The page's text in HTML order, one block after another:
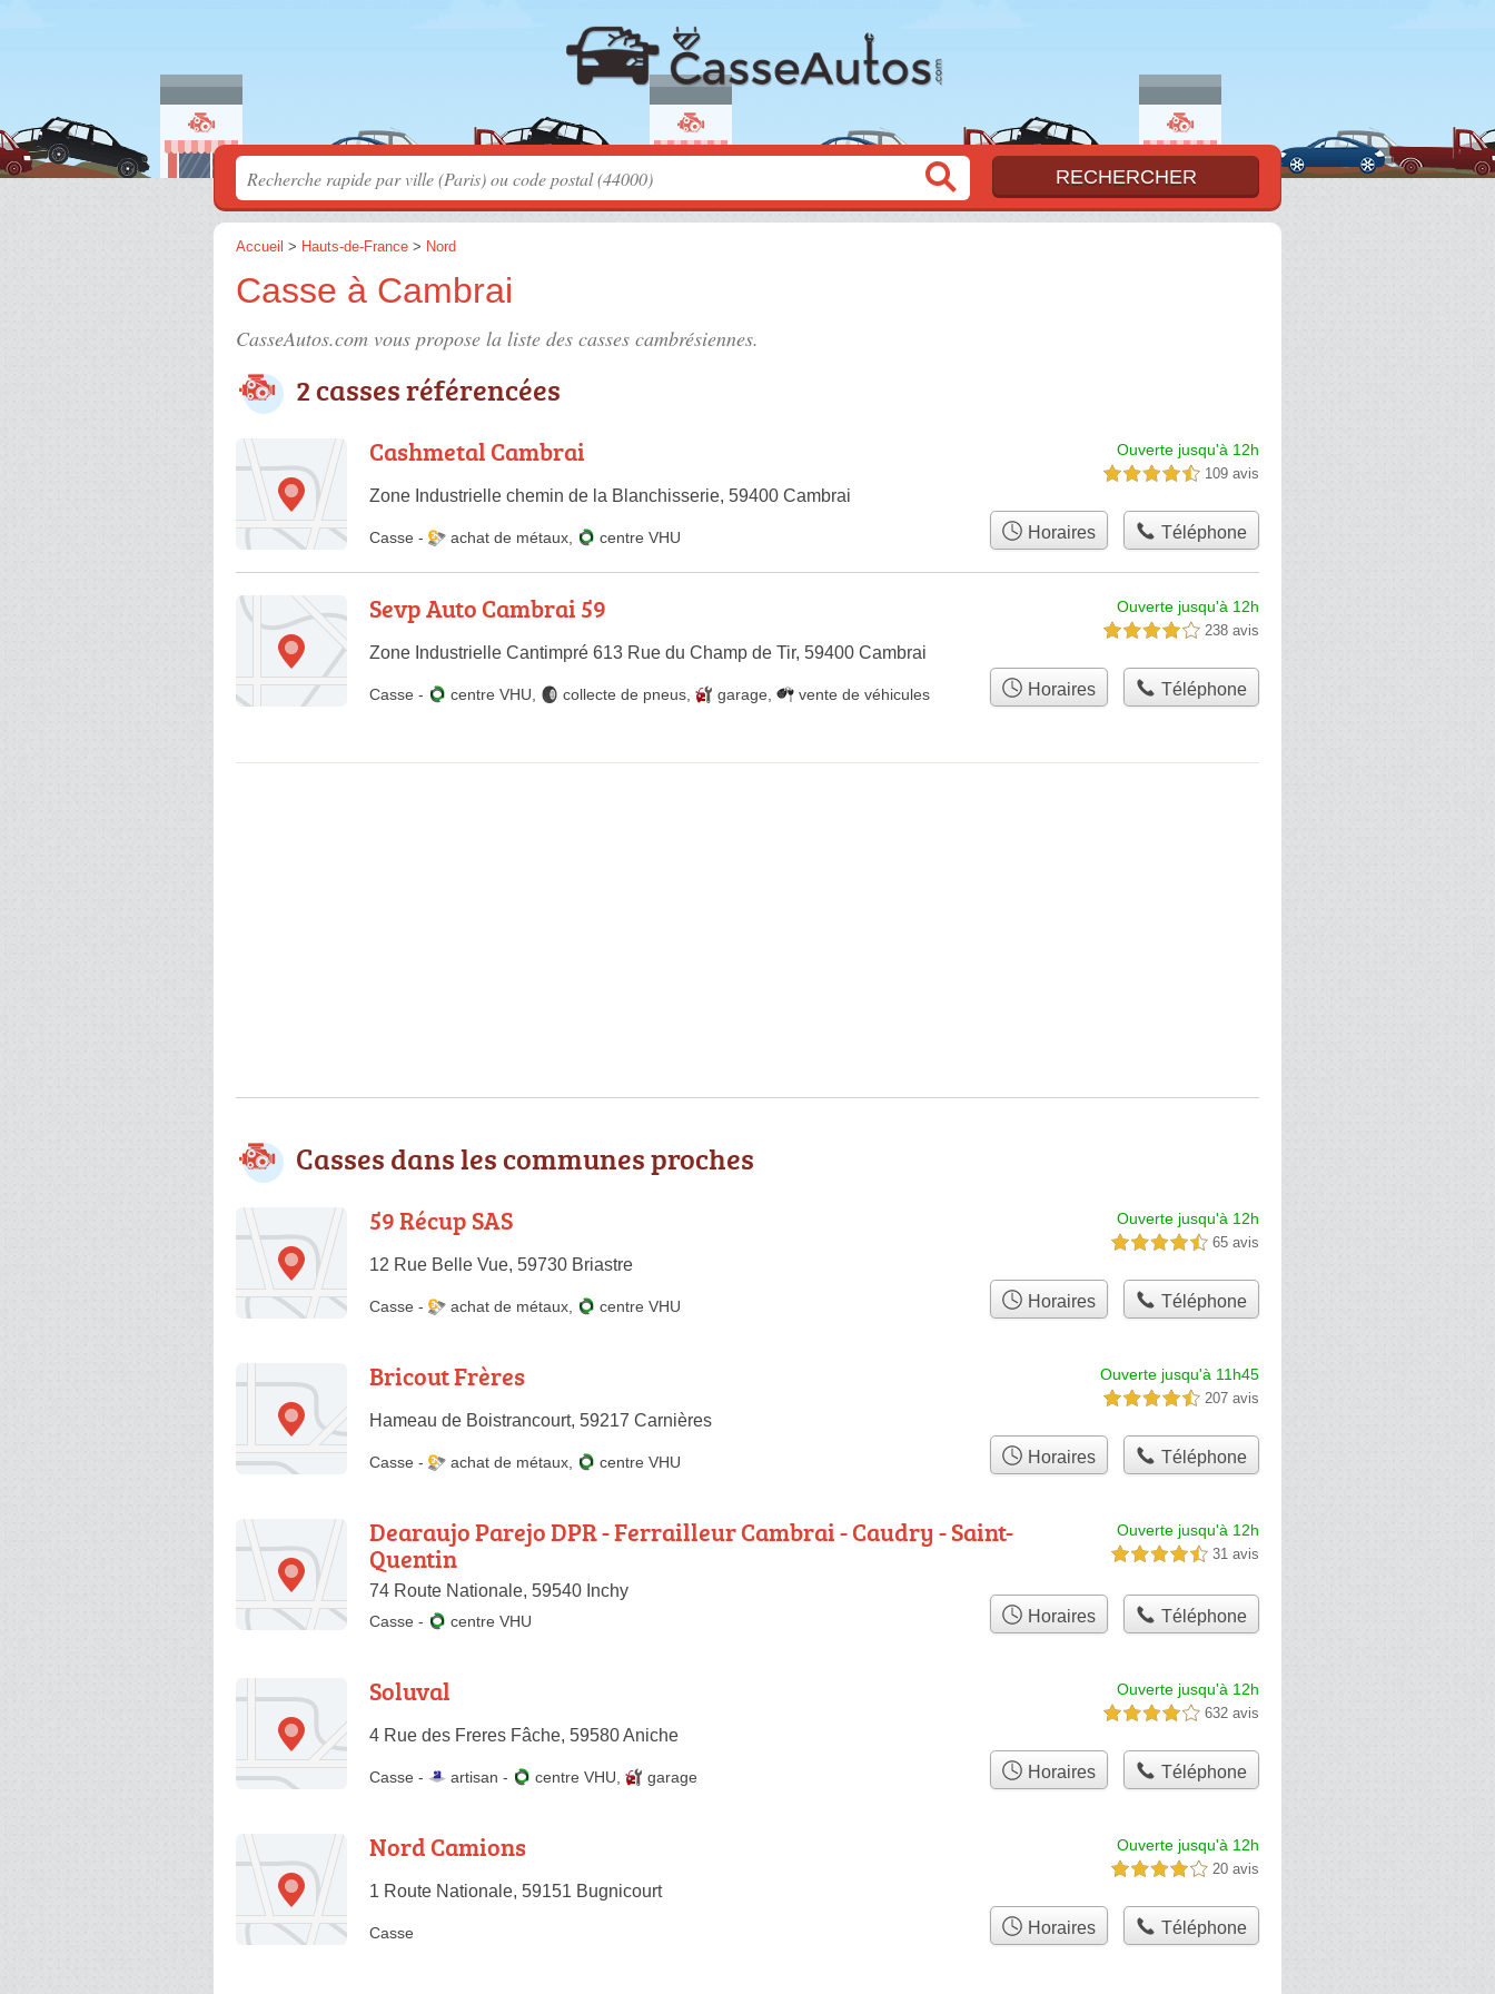
Accueil > Hauts-de-France > Nord
Casse à Cambrai
CasseAutos.com vous propose la liste des casses cambrésiennes.
2 casses référencées
Cashmetal Cambrai
Zone Industrielle chemin de la Blanchisserie, 59400 Cambrai
Ouverte jusqu'à 12h
4,5 étoiles sur 5 109 avis
Casse - achat de métaux centre VHU Horaires Téléphone
Sevp Auto Cambrai 59
Zone Industrielle Cantimpré 613 Rue du Champ de Tir, 59400 Cambrai
Ouverte jusqu'à 12h
4,0 étoiles sur 5 238 avis
Casse - centre VHU collecte de pneus garage vente de véhicules Horaires Téléphone
Casses dans les communes proches
59 Récup SAS
12 Rue Belle Vue, 59730 Briastre
Ouverte jusqu'à 12h
4,5 étoiles sur 5 65 avis
Casse - achat de métaux centre VHU Horaires Téléphone
Bricout Frères
Hameau de Boistrancourt, 59217 Carnières
Ouverte jusqu'à 11h45
4,5 étoiles sur 5 207 avis
Casse - achat de métaux centre VHU Horaires Téléphone
Dearaujo Parejo DPR - Ferrailleur Cambrai - Caudry - Saint-
Quentin
74 Route Nationale, 59540 Inchy
Ouverte jusqu'à 12h
4,5 étoiles sur 5 31 avis
Casse - centre VHU Horaires Téléphone
Soluval
4 Rue des Freres Fâche, 59580 Aniche
Ouverte jusqu'à 12h
4,0 étoiles sur 5 632 avis
Casse - artisan - centre VHU garage Horaires Téléphone
Nord Camions
1 Route Nationale, 59151 Bugnicourt
Ouverte jusqu'à 12h
4,0 étoiles sur 5 20 avis
Casse Horaires Téléphone